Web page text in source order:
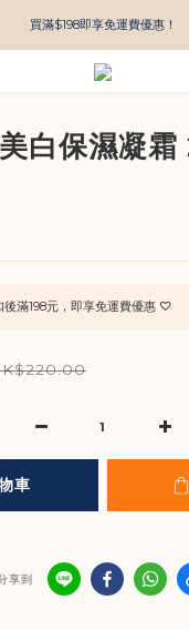
買滿$198即享免運費優惠！
白保濕凝
後滿198元，即享免運費優惠 ♡
車
享到